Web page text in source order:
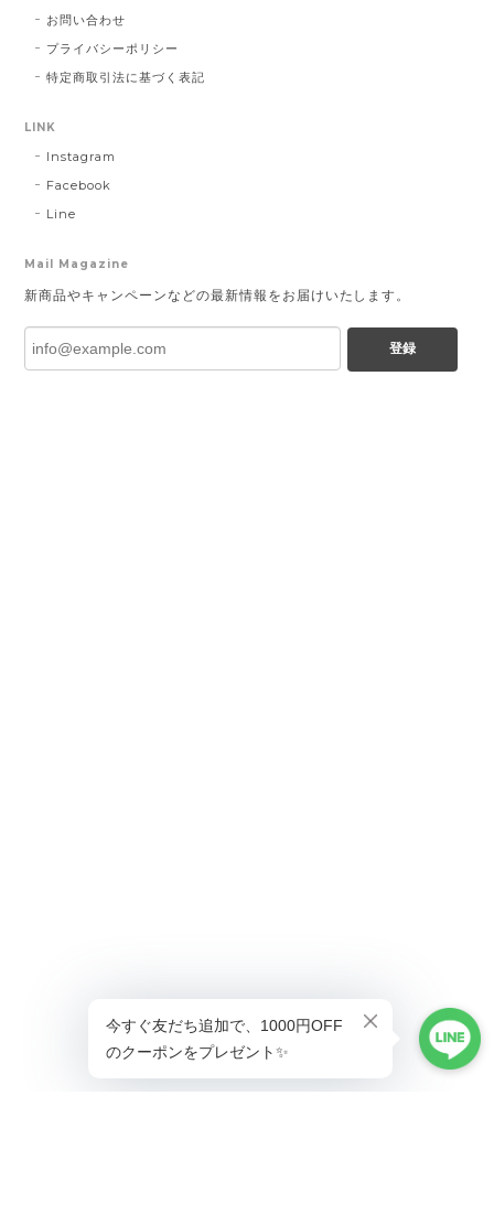
お問い合わせ
プライバシーポリシー
特定商取引法に基づく表記
LINK
Instagram
Facebook
Line
Mail Magazine
新商品やキャンペーンなどの最新情報をお届けいたします。
登録
ショップに質問する